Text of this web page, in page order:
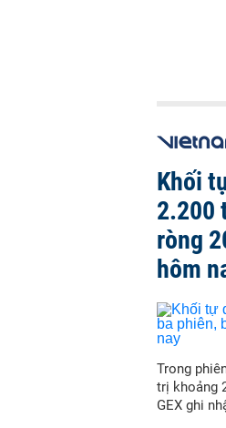
Khối
2.200
ròng
hôm
Trong
trị khoảng
GEX ghi